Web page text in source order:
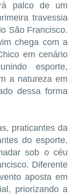
palco de um
travessia
São Francisco.
chega com a
em cenário
esporte,
a natureza em
dessa forma
praticantes da
do esporte,
sob o céu
Diferente
aposta em
priorizando a